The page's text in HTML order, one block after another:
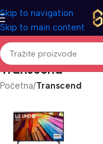
Skip to navigation
Skip to main content
Transcend
Početna/Transcend